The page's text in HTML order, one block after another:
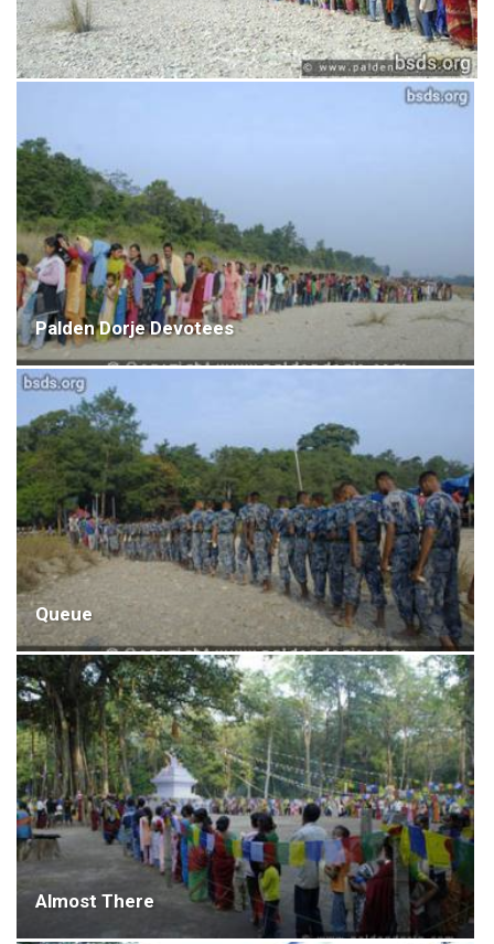
Palden Dorje Devotees
Queue
Almost There